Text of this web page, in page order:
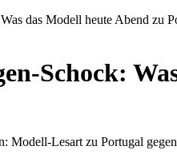
das Modell heute Abend zu
Schock:
Modell-Lesart zu Portugal